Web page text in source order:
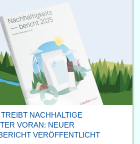
NACHHALTIGE
VORAN: NEUER
VERÖFFENTLICHT